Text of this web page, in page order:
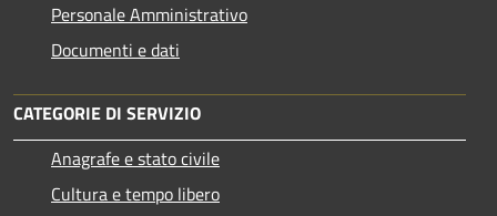
Personale Amministrativo
Documenti e dati
CATEGORIE DI SERVIZIO
Anagrafe e stato civile
Cultura e tempo libero